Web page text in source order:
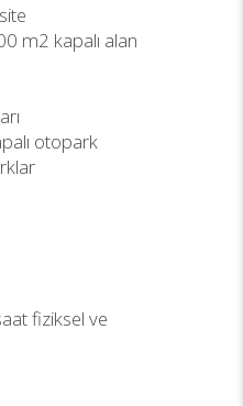
m2 kapalı alan
otopark
fiziksel ve